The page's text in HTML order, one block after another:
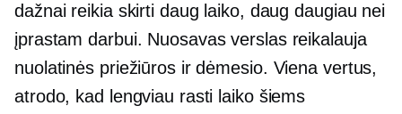
dažnai reikia skirti daug laiko, daug daugiau nei
įprastam darbui. Nuosavas verslas reikalauja
nuolatinės priežiūros ir dėmesio. Viena vertus,
atrodo, kad lengviau rasti laiko šiems